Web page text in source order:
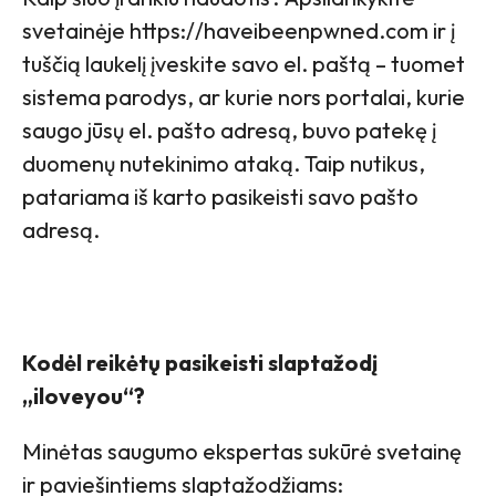
svetainėje https://haveibeenpwned.com ir į
tuščią laukelį įveskite savo el. paštą – tuomet
sistema parodys, ar kurie nors portalai, kurie
saugo jūsų el. pašto adresą, buvo patekę į
duomenų nutekinimo ataką. Taip nutikus,
patariama iš karto pasikeisti savo pašto
adresą.
Kodėl reikėtų pasikeisti slaptažodį
„iloveyou“?
Minėtas saugumo ekspertas sukūrė svetainę
ir paviešintiems slaptažodžiams: